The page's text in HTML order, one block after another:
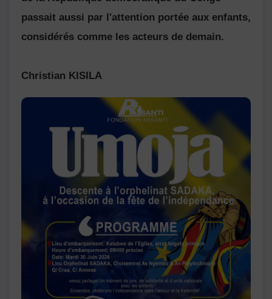
passait aussi par l'attention portée aux enfants,
considérés comme les acteurs de demain.
Christian KISILA